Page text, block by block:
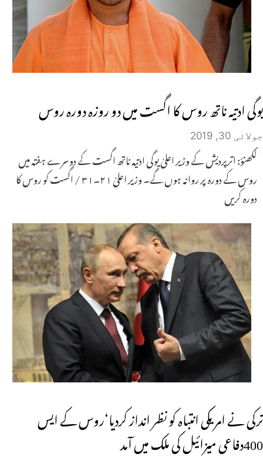
یوگی ادتیہ ناتھ روس کا اگست میں دو روزہ دورہ روس
جولائی 30, 2019
لکھنؤ: اترپردیش کے وزیر اعلیٰ یوگی ادتیہ ناتھ اگست کے دوسرے ہفتہ میں
روس کے دورہ پر روانہ ہوں گے۔ وزیر اعلیٰ ۲۱۔۳۱ / اگست کو روس کا
دورہ کریں
ترکی نے امریکی انتباہ کو نظر انداز کردیا‘روس کے ایس
400دفاعی میزائیل کی ملک میں آمد